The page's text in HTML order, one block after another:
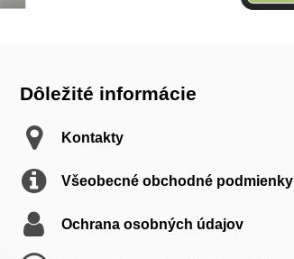
Dôležité informácie
Kontakty
Všeobecné obchodné podmienky
Ochrana osobných údajov